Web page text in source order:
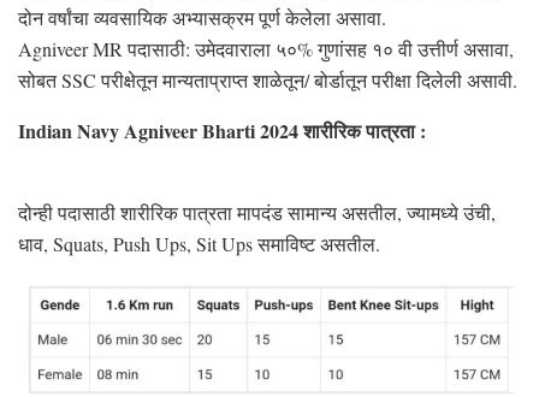
दोन वर्षांचा व्यवसायिक अभ्यासक्रम पूर्ण केलेला असावा.
Agniveer MR पदासाठी: उमेदवाराला ५०% गुणांसह १० वी उत्तीर्ण असावा,
सोबत SSC परीक्षेतून मान्यताप्राप्त शाळेतून/ बोर्डातून परीक्षा दिलेली असावी.
Indian Navy Agniveer Bharti 2024 शारीरिक पात्रता :
दोन्ही पदासाठी शारीरिक पात्रता मापदंड सामान्य असतील, ज्यामध्ये उंची,
धाव, Squats, Push Ups, Sit Ups समाविष्ट असतील.